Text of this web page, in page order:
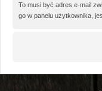
To musi być adres e-mail
go w panelu użytkownika,